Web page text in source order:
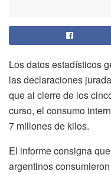
Los datos estadísticos
las declaraciones
que al cierre de los
curso, el consumo
7 millones de kilos.
El informe consigna
argentinos